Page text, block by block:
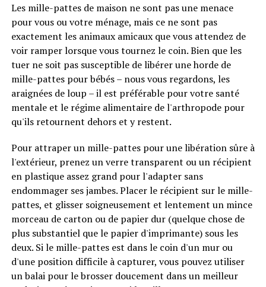
Les mille-pattes de maison ne sont pas une menace
pour vous ou votre ménage, mais ce ne sont pas
exactement les animaux amicaux que vous attendez de
voir ramper lorsque vous tournez le coin. Bien que les
tuer ne soit pas susceptible de libérer une horde de
mille-pattes pour bébés – nous vous regardons, les
araignées de loup – il est préférable pour votre santé
mentale et le régime alimentaire de l'arthropode pour
qu'ils retournent dehors et y restent.
Pour attraper un mille-pattes pour une libération sûre à
l'extérieur, prenez un verre transparent ou un récipient
en plastique assez grand pour l'adapter sans
endommager ses jambes. Placer le récipient sur le mille-
pattes, et glisser soigneusement et lentement un mince
morceau de carton ou de papier dur (quelque chose de
plus substantiel que le papier d'imprimante) sous les
deux. Si le mille-pattes est dans le coin d'un mur ou
d'une position difficile à capturer, vous pouvez utiliser
un balai pour le brosser doucement dans un meilleur